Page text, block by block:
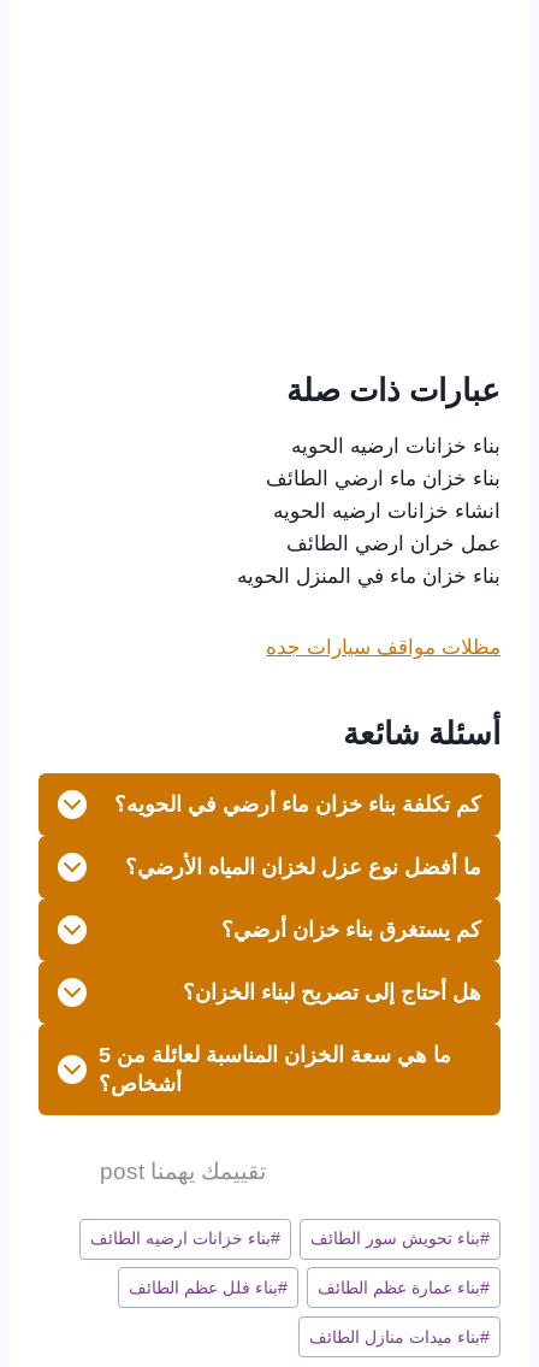
عبارات ذات صلة
بناء خزانات ارضيه الحويه
بناء خزان ماء ارضي الطائف
انشاء خزانات ارضيه الحويه
عمل خران ارضي الطائف
بناء خزان ماء في المنزل الحويه
مظلات مواقف سيارات جده
أسئلة شائعة
كم تكلفة بناء خزان ماء أرضي في الحويه؟
ما أفضل نوع عزل لخزان المياه الأرضي؟
كم يستغرق بناء خزان أرضي؟
هل أحتاج إلى تصريح لبناء الخزان؟
ما هي سعة الخزان المناسبة لعائلة من 5
أشخاص؟
تقييمك يهمنا post
وسوم
المقال:
#بناء تحويش سور الطائف #بناء خزانات ارضيه الطائف
#بناء عمارة عظم الطائف #بناء فلل عظم الطائف
#بناء ميدات منازل الطائف